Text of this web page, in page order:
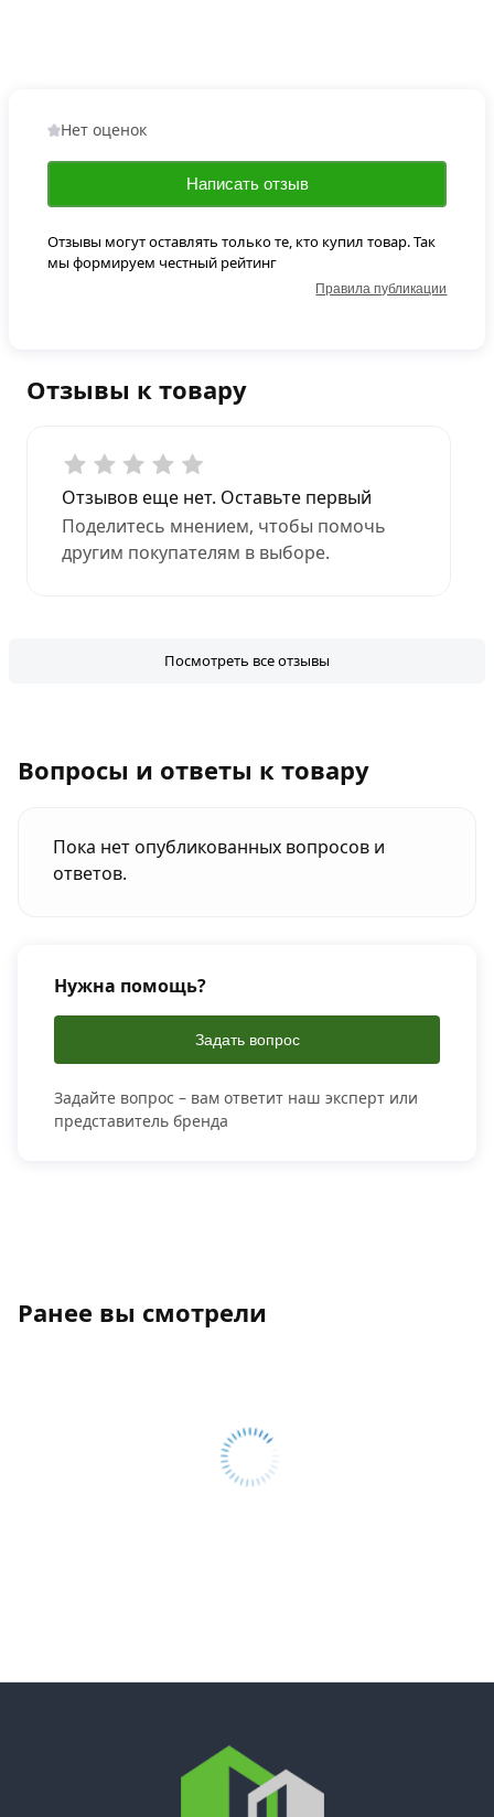
Отзывы к товару
Отзывов еще нет. Оставьте первый
Поделитесь мнением, чтобы помочь
другим покупателям в выборе.
Посмотреть все отзывы
Нет оценок
Написать отзыв
Отзывы могут оставлять только те, кто купил товар. Так
мы формируем честный рейтинг
Правила публикации
Вопросы и ответы к товару
Пока нет опубликованных вопросов и
ответов.
Нужна помощь?
Задать вопрос
Задайте вопрос – вам ответит наш эксперт или
представитель бренда
Ранее вы смотрели